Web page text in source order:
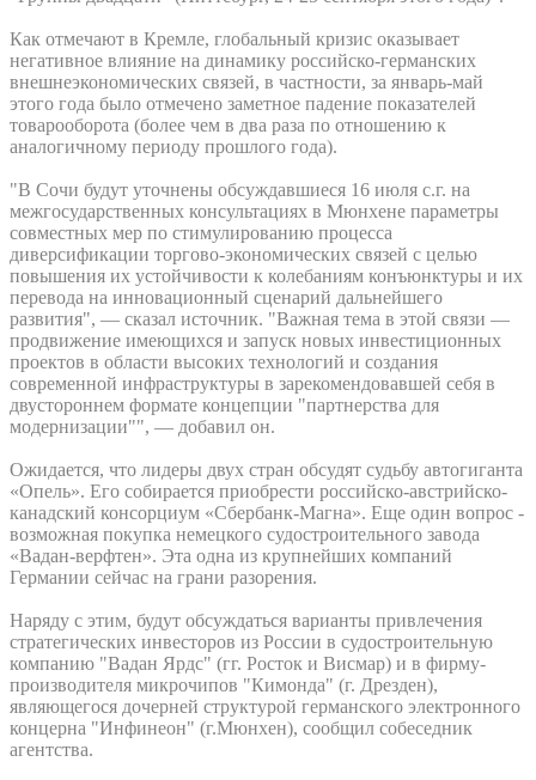
Как отмечают в Кремле, глобальный кризис оказывает
негативное влияние на динамику российско-германских
внешнеэкономических связей, в частности, за январь-май
этого года было отмечено заметное падение показателей
товарооборота (более чем в два раза по отношению к
аналогичному периоду прошлого года).
"В Сочи будут уточнены обсуждавшиеся 16 июля с.г. на
межгосударственных консультациях в Мюнхене параметры
совместных мер по стимулированию процесса
диверсификации торгово-экономических связей с целью
повышения их устойчивости к колебаниям конъюнктуры и их
перевода на инновационный сценарий дальнейшего
развития", — сказал источник. "Важная тема в этой связи —
продвижение имеющихся и запуск новых инвестиционных
проектов в области высоких технологий и создания
современной инфраструктуры в зарекомендовавшей себя в
двустороннем формате концепции "партнерства для
модернизации"", — добавил он.
Ожидается, что лидеры двух стран обсудят судьбу автогиганта
«Опель». Его собирается приобрести российско-австрийско-
канадский консорциум «Сбербанк-Магна». Еще один вопрос -
возможная покупка немецкого судостроительного завода
«Вадан-верфтен». Эта одна из крупнейших компаний
Германии сейчас на грани разорения.
Наряду с этим, будут обсуждаться варианты привлечения
стратегических инвесторов из России в судостроительную
компанию "Вадан Ярдс" (гг. Росток и Висмар) и в фирму-
производителя микрочипов "Кимонда" (г. Дрезден),
являющегося дочерней структурой германского электронного
концерна "Инфинеон" (г.Мюнхен), сообщил собеседник
агентства.